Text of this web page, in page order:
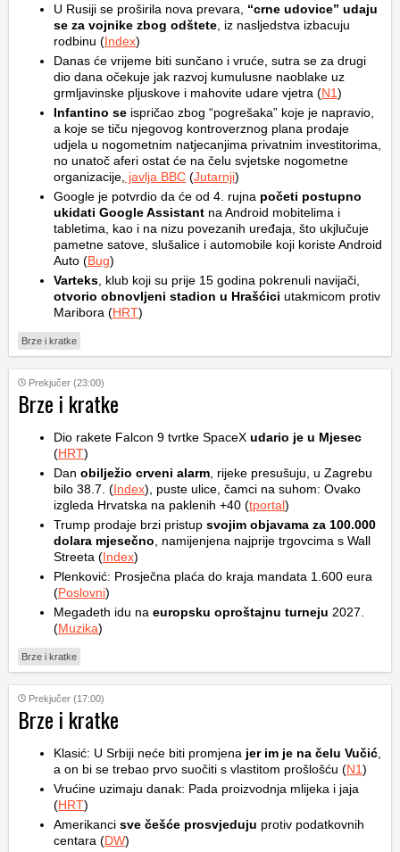
U Rusiji se proširila nova prevara, “crne udovice” udaju
se za vojnike zbog odštete , iz nasljedstva izbacuju
rodbinu (Index)
Danas će vrijeme biti sunčano i vruće, sutra se za drugi
dio dana očekuje jak razvoj kumulusne naoblake uz
grmljavinske pljuskove i mahovite udare vjetra (N1)
Infantino se ispričao zbog “pogrešaka” koje je napravio,
a koje se tiču njegovog kontroverznog plana prodaje
udjela u nogometnim natjecanjima privatnim investitorima,
no unatoč aferi ostat će na čelu svjetske nogometne
organizacije, javlja BBC (Jutarnji)
Google je potvrdio da će od 4. rujna početi postupno
ukidati Google Assistant na Android mobitelima i
tabletima, kao i na nizu povezanih uređaja, što ukjlučuje
pametne satove, slušalice i automobile koji koriste Android
Auto (Bug)
Varteks , klub koji su prije 15 godina pokrenuli navijači,
otvorio obnovljeni stadion u Hrašćici utakmicom protiv
Maribora (HRT)
Brze i kratke
Prekjučer (23:00)
Brze i kratke
Dio rakete Falcon 9 tvrtke SpaceX udario je u Mjesec
(HRT)
Dan obilježio crveni alarm , rijeke presušuju, u Zagrebu
bilo 38.7. (Index), puste ulice, čamci na suhom: Ovako
izgleda Hrvatska na paklenih +40 (tportal)
Trump prodaje brzi pristup svojim objavama za 100.000
dolara mjesečno , namijenjena najprije trgovcima s Wall
Streeta (Index)
Plenković: Prosječna plaća do kraja mandata 1.600 eura
(Poslovni)
Megadeth idu na europsku oproštajnu turneju 2027.
(Muzika)
Brze i kratke
Prekjučer (17:00)
Brze i kratke
Klasić: U Srbiji neće biti promjena jer im je na čelu Vučić
a on bi se trebao prvo suočiti s vlastitom prošlošću (N1)
Vrućine uzimaju danak: Pada proizvodnja mlijeka i jaja
(HRT)
Amerikanci sve češće prosvjeduju protiv podatkovnih
centara (DW)